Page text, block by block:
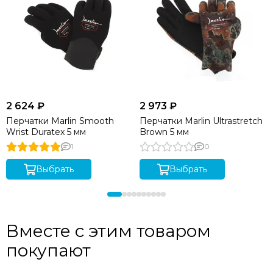
2 624 ₽
Перчатки Marlin Smooth
Wrist Duratex 5 мм
1
Выбрать
2 973 ₽
Перчатки Marlin Ultrastretch
Brown 5 мм
0
Выбрать
Вместе с этим товаром
покупают